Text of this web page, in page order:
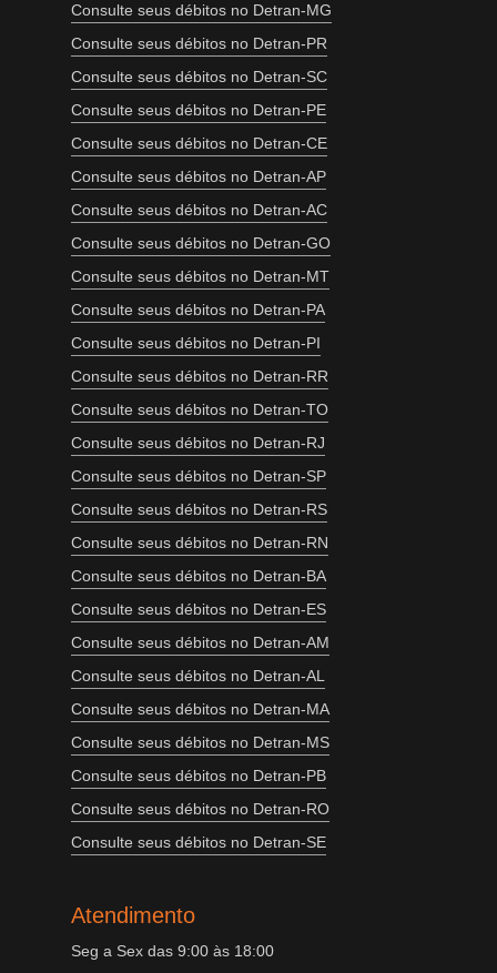
Consulte seus débitos no Detran-MG
Consulte seus débitos no Detran-PR
Consulte seus débitos no Detran-SC
Consulte seus débitos no Detran-PE
Consulte seus débitos no Detran-CE
Consulte seus débitos no Detran-AP
Consulte seus débitos no Detran-AC
Consulte seus débitos no Detran-GO
Consulte seus débitos no Detran-MT
Consulte seus débitos no Detran-PA
Consulte seus débitos no Detran-PI
Consulte seus débitos no Detran-RR
Consulte seus débitos no Detran-TO
Consulte seus débitos no Detran-RJ
Consulte seus débitos no Detran-SP
Consulte seus débitos no Detran-RS
Consulte seus débitos no Detran-RN
Consulte seus débitos no Detran-BA
Consulte seus débitos no Detran-ES
Consulte seus débitos no Detran-AM
Consulte seus débitos no Detran-AL
Consulte seus débitos no Detran-MA
Consulte seus débitos no Detran-MS
Consulte seus débitos no Detran-PB
Consulte seus débitos no Detran-RO
Consulte seus débitos no Detran-SE
Atendimento
Seg a Sex das 9:00 às 18:00